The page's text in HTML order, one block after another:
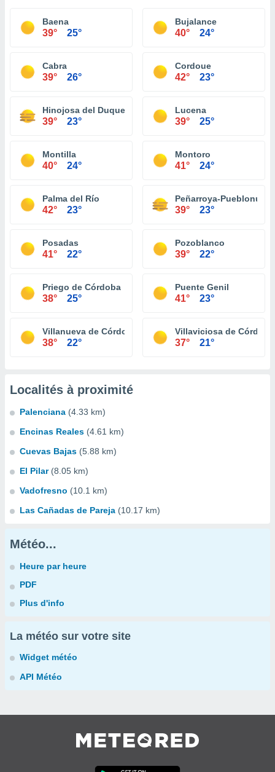
Baena
39° 25°
Bujalance
40° 24°
Cabra
39° 26°
Cordoue
42° 23°
Hinojosa del Duque
39° 23°
Lucena
39° 25°
Montilla
40° 24°
Montoro
41° 24°
Palma del Río
42° 23°
Peñarroya-
39° 23°
Posadas
41° 22°
Pozoblanco
39° 22°
Priego de Córdoba
38° 25°
Puente Genil
41° 23°
Villanueva de Córdoba
38° 22°
Villaviciosa de Córdoba
37° 21°
Localités à proximité
Palenciana (4.33 km)
Encinas Reales (4.61 km)
Cuevas Bajas (5.88 km)
El Pilar (8.05 km)
Vadofresno (10.1 km)
Las Cañadas de Pareja (10.17 km)
Météo...
Heure par heure
PDF
Plus d'info
La météo sur votre site
Widget météo
API Météo